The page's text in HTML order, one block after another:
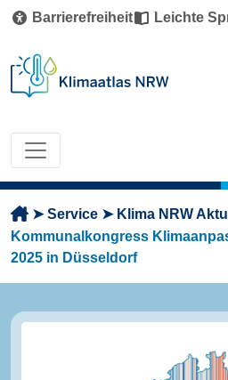
Direkt zum Inhalt
Barrierefreiheit Leichte
Pfadnavigation
Service Klima NRW
Kommunalkongress
2025 in Düsseldorf